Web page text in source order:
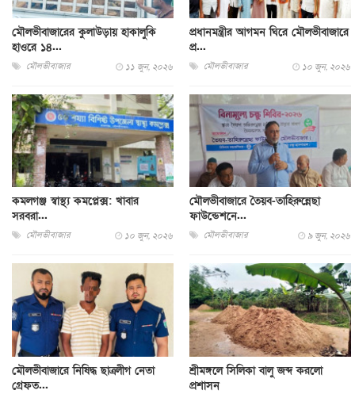
মৌলভীবাজারের কুলাউড়ায় হাকালুকি
হাওরে ১৪...
মৌলভীবাজার ১১ জুন, ২০২৬
প্রধানমন্ত্রীর আগমন ঘিরে মৌলভীবাজারে
প্র...
মৌলভীবাজার ১০ জুন, ২০২৬
কমলগঞ্জ স্বাস্থ্য কমপ্লেক্স: খাবার
সরবরা...
মৌলভীবাজার ১০ জুন, ২০২৬
মৌলভীবাজারে তৈয়ব-তাহিরুন্নেছা
ফাউন্ডেশনে...
মৌলভীবাজার ৯ জুন, ২০২৬
মৌলভীবাজারে নিষিদ্ধ ছাত্রলীগ নেতা
গ্রেফত...
শ্রীমঙ্গলে সিলিকা বালু জব্দ করলো
প্রশাসন